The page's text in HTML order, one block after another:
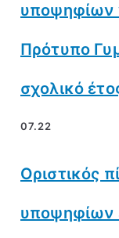
υποψηφίων
Πρότυπο
σχολικό
07.22
Οριστικός
υποψηφίων